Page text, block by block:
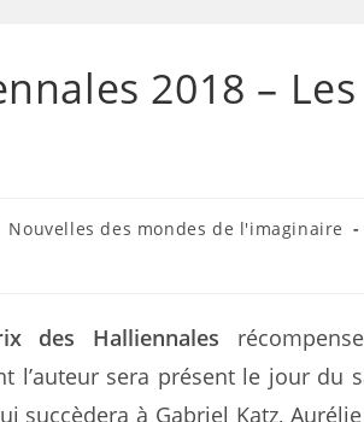
2018 – Les
Nouvelles des mondes de l'imaginaire
des Halliennales
l’auteur sera présent le jour du
succèdera à Gabriel Katz,